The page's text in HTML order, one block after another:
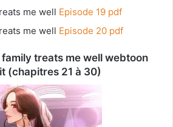
me well Episode 19 pdf
me well Episode 20 pdf
treats me well webtoon
(chapitres 21 à 30)